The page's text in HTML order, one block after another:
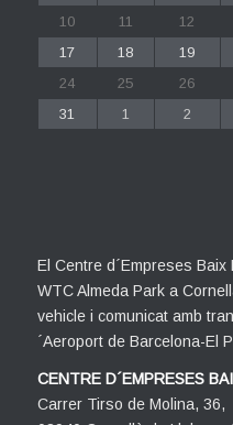
10
11 12
17
18 19
24
25 26
31
1 2
El Centre d´Empreses
WTC Almeda Park a
vehicle i comunicat amb
´Aeroport de Barcelona-El
CENTRE D´EMPRESES
Carrer Tirso de Molina, 36,